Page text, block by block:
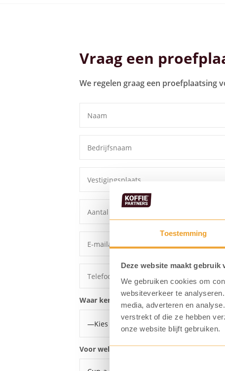
Toestemming
Deze website maakt gebruik
We gebruiken cookies om
websiteverkeer te
media, adverteren en
verstrekt of die ze hebben
onze website blijft gebruiken.
Vraag een
We regelen graag een proefplaatsing
Waar ken je ons van?
Voor welke koffiemachine wil je een